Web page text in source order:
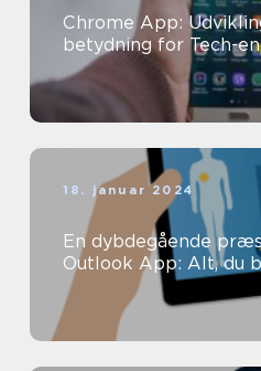
Chrome App:
betydning for Tech-
18. januar 2024
En dybdegående
Outlook App: Alt, du